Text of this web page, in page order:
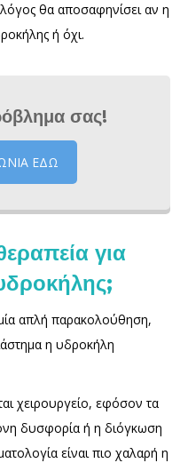
θα αποσαφηνίσει αν η
ή όχι.
σας!
ΕΔΩ
για
απλή παρακολούθηση,
η υδροκήλη
χειρουργείο, εφόσον τα
δυσφορία ή η διόγκωση
είναι πιο χαλαρή η